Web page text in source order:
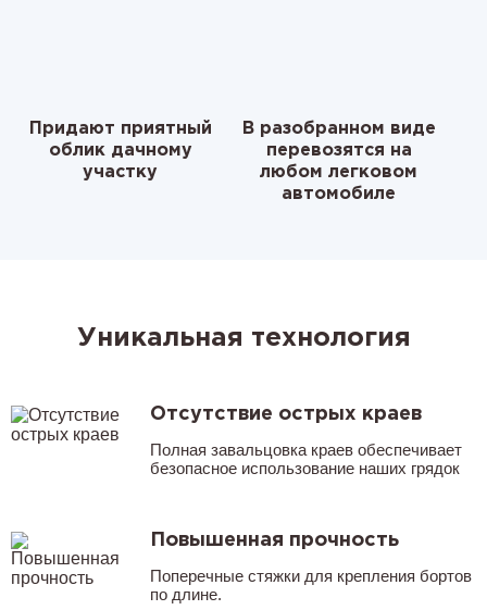
Придают приятный
облик дачному
участку
В разобранном виде
перевозятся на
любом легковом
автомобиле
Уникальная технология
Отсутствие острых краев
Полная завальцовка краев обеспечивает
безопасное использование наших грядок
Повышенная прочность
Поперечные стяжки для крепления бортов
по длине.